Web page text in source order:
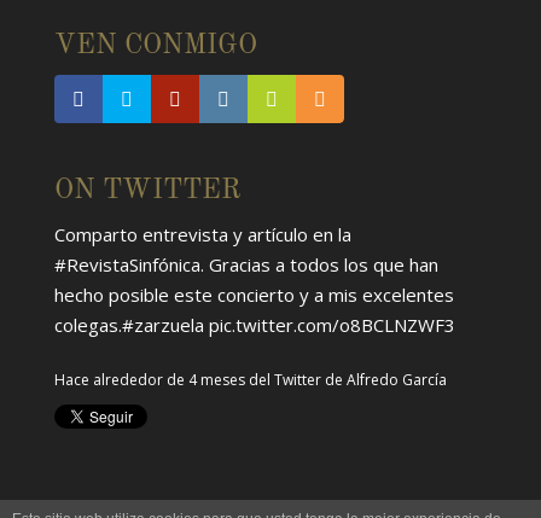
VEN CONMIGO
ON TWITTER
Comparto entrevista y artículo en la
#RevistaSinfónica. Gracias a todos los que han
hecho posible este concierto y a mis excelentes
colegas.#zarzuela pic.twitter.com/o8BCLNZWF3
Hace alrededor de 4 mesesdel Twitter de Alfredo García